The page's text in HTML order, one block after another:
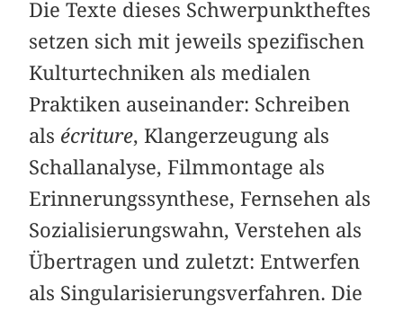
Die Texte dieses Schwerpunktheftes
setzen sich mit jeweils spezifischen
Kulturtechniken als medialen
Praktiken auseinander: Schreiben
als écriture, Klangerzeugung als
Schallanalyse, Filmmontage als
Erinnerungssynthese, Fernsehen als
Sozialisierungswahn, Verstehen als
Übertragen und zuletzt: Entwerfen
als Singularisierungsverfahren. Die